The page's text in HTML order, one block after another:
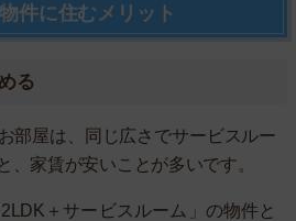
件に住むメリット
る
部屋は、同じ広さでサービスルー
、家賃が安いことが多いです。
＋サービスルーム」の物件と